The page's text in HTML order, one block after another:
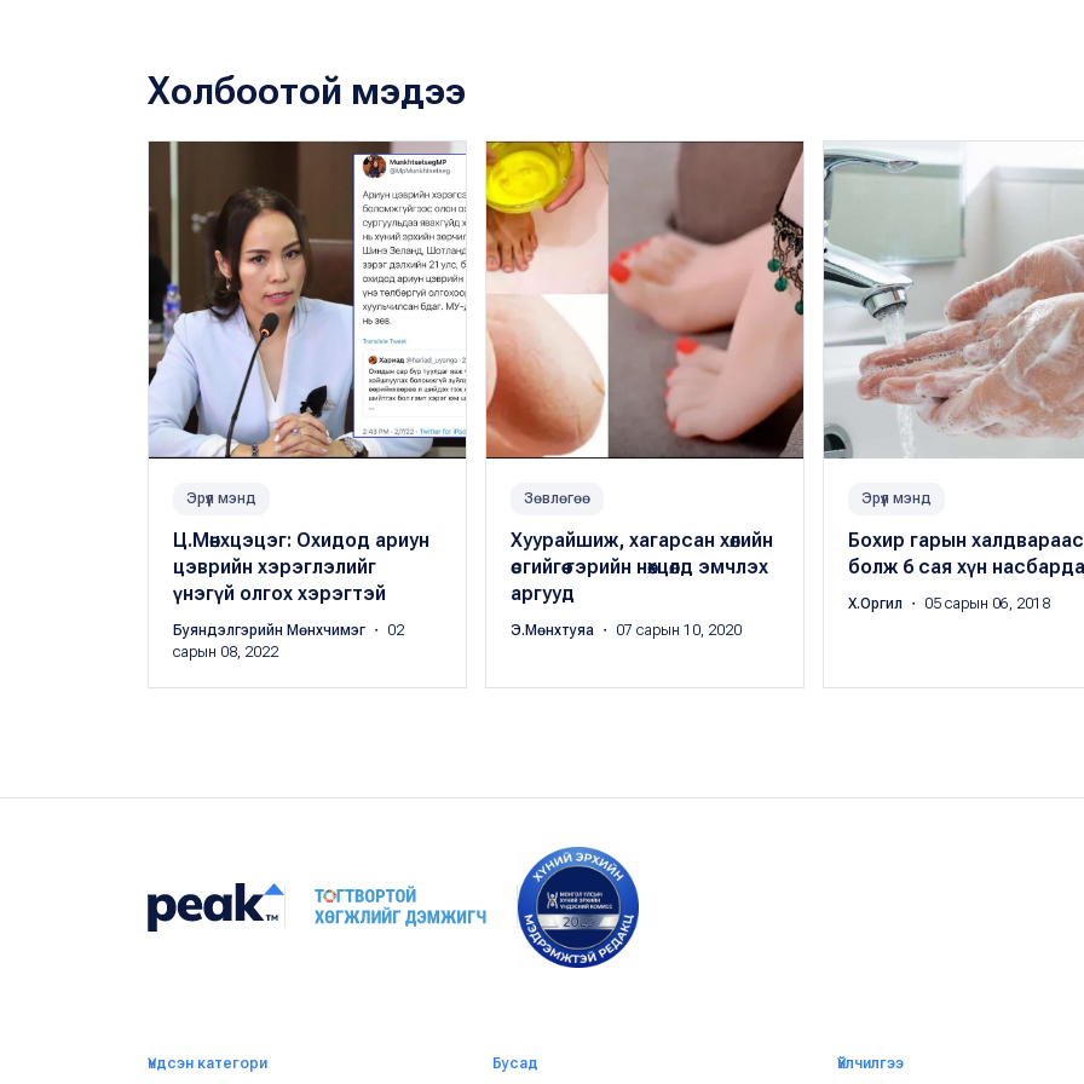
Холбоотой мэдээ
Эрүүл мэнд
Ц.Мөнхцэцэг: Охидод ариун
цэврийн хэрэглэлийг
үнэгүй олгох хэрэгтэй
Буяндэлгэрийн Мөнхчимэг ・ 02
сарын 08, 2022
Зөвлөгөө
Хуурайшиж, хагарсан хөлийн
өсгийгөө гэрийн нөхцөлд эмчлэх
аргууд
Э.Мөнхтуяа ・ 07 сарын 10, 2020
Эрүүл мэнд
Бохир гарын халдвараас
болж 6 сая хүн
Х.Оргил ・ 05 сарын 06, 2018
Үндсэн категори Бусад Үйлчилгээ